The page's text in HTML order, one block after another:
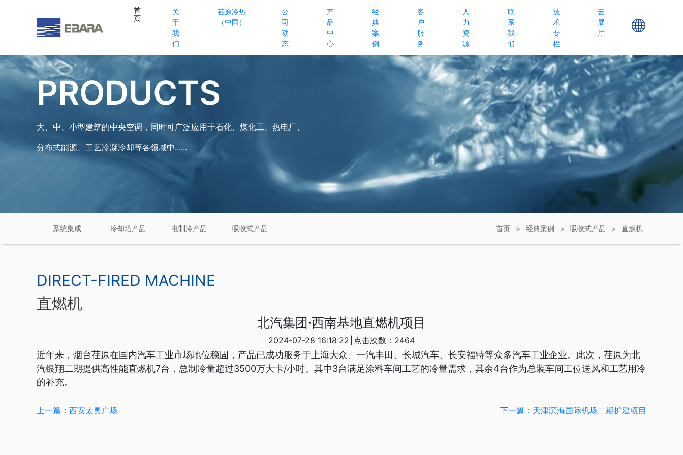
首
页
关
于
我
们
荏原冷热
（中国）
公
司
动
态
产
品
中
心
经
典
案
例
客
户
服
务
人
力
资
源
联
系
我
们
技
术
专
栏
云
展
厅
PRODUCTS
大、中、小型建筑的中央空调，同时可广泛应用于石化、煤化工、热电厂、
分布式能源、工艺冷凝冷却等各领域中......
系统集成 冷却塔产品 电制冷产品 吸收式产品 首页 > 经典案例 > 吸收式产品 > 直燃机
DIRECT-FIRED MACHINE
直燃机
北汽集团·西南基地直燃机项目
2024-07-28 16:18:22 点击次数：2464
近年来，烟台荏原在国内汽车工业市场地位稳固，产品已成功服务于上海大众、一汽丰田、长城汽车、长安福特等众多汽车工业企业。此次，荏原为北
汽银翔二期提供高性能直燃机7台，总制冷量超过3500万大卡/小时。其中3台满足涂料车间工艺的冷量需求，其余4台作为总装车间工位送风和工艺用冷
的补充。
上一篇：西安太奥广场 下一篇：天津滨海国际机场二期扩建项目